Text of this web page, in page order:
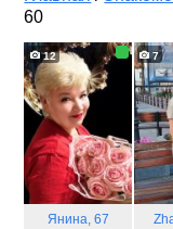
60
12
Янина, 67
7